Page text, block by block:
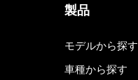
製品
モデルから探す
車種から探す